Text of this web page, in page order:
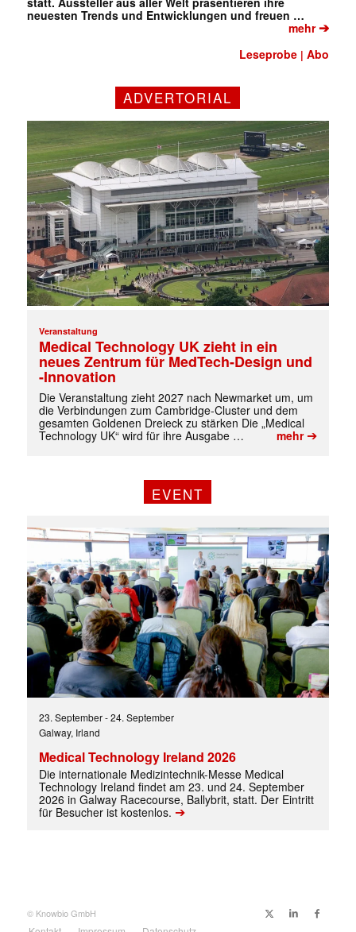
Mit dem |transkript-Newsletter
jede Woche aktuell informiert.
✕
E-
neuesten Trends und Entwicklungen und freuen …
mehr➔
Leseprobe |Abo
ADVERTORIAL
Veranstaltung
Medical Technology UK zieht in ein
neues Zentrum für MedTech-Design und
-Innovation
Die Veranstaltung zieht 2027 nach Newmarket um, um
die Verbindungen zum Cambridge-Cluster und dem
gesamten Goldenen Dreieck zu stärken Die „Medical
Technology UK“ wird für ihre Ausgabe …
mehr➔
EVENT
23. September-24. September
Galway, Irland
Medical Technology Ireland 2026
Die internationale Medizintechnik-Messe Medical
Technology Ireland findet am 23. und 24. September
2026 in Galway Racecourse, Ballybrit, statt. Der Eintritt
für Besucher ist kostenlos. ➔
© Knowbio GmbH